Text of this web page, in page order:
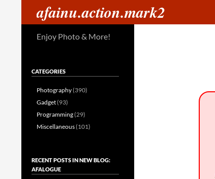
afainu.action.mark2
Enjoy Photo & More!
CATEGORIES
Photography(390)
Gadget(93)
Programming(29)
Miscellaneous(101)
RECENT POSTS IN NEW BLOG:
AFALOGUE